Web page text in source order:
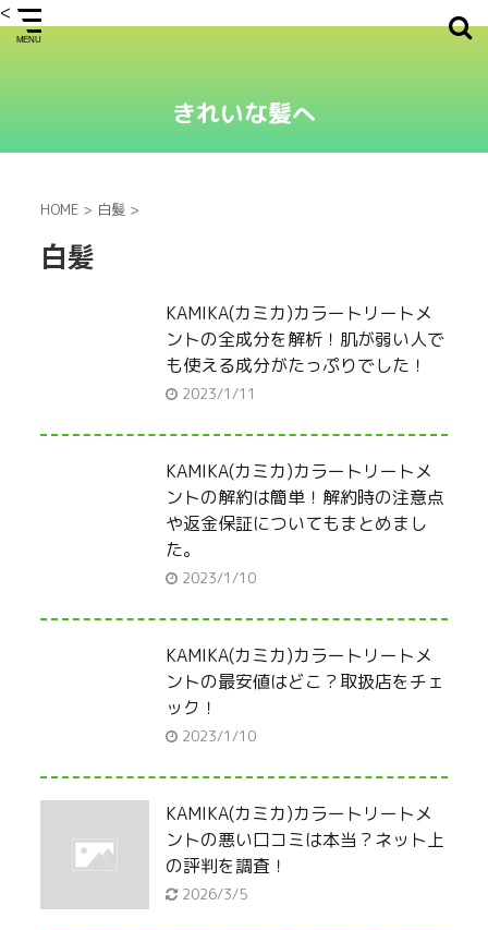
<
きれいな髪へ
HOME > 白髪 >
白髪
KAMIKA(カミカ)カラートリートメ
ントの全成分を解析！肌が弱い人で
も使える成分がたっぷりでした！
2023/1/11
KAMIKA(カミカ)カラートリートメ
ントの解約は簡単！解約時の注意点
や返金保証についてもまとめまし
た。
2023/1/10
KAMIKA(カミカ)カラートリートメ
ントの最安値はどこ？取扱店をチェ
ック！
2023/1/10
KAMIKA(カミカ)カラートリートメ
ントの悪い口コミは本当？ネット上
の評判を調査！
2026/3/5